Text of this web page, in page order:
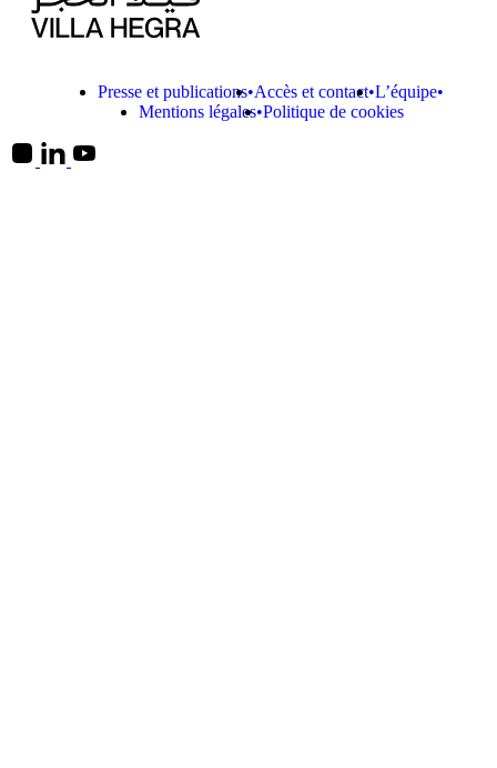
Presse et publications Accès et contact L’équipe
Mentions légales Politique de cookies